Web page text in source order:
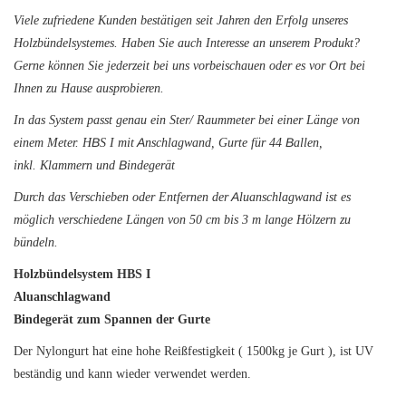
Viele zufriedene Kunden bestätigen seit Jahren den Erfolg unseres
Holzbündelsystemes. Haben Sie auch Interesse an unserem Produkt?
Gerne können Sie jederzeit bei uns vorbeischauen oder es vor Ort bei
Ihnen zu Hause ausprobieren.
In das System passt genau ein Ster/ Raummeter bei einer Länge von
einem Meter. HBS I mit Anschlagwand, Gurte für 44 Ballen,
inkl. Klammern und Bindegerät
Durch das Verschieben oder Entfernen der Aluanschlagwand ist es
möglich verschiedene Längen von 50 cm bis 3 m lange Hölzern zu
bündeln.
Holzbündelsystem HBS I
Aluanschlagwand
Bindegerät zum Spannen der Gurte
Der Nylongurt hat eine hohe Reißfestigkeit ( 1500kg je Gurt ), ist UV
beständig und kann wieder verwendet werden.